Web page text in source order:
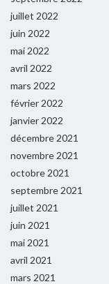
juillet 2022
juin 2022
mai 2022
avril 2022
mars 2022
février 2022
janvier 2022
décembre 2021
novembre 2021
octobre 2021
septembre 2021
juillet 2021
juin 2021
mai 2021
avril 2021
mars 2021